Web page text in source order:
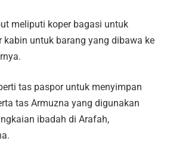
meliputi koper bagasi untuk
kabin untuk barang yang dibawa ke
tas paspor untuk menyimpan
tas Armuzna yang digunakan
ibadah di Arafah,